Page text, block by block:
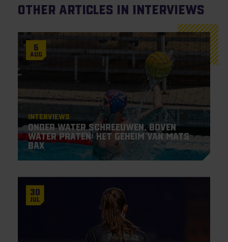
Other articles in Interviews
6
Aug
Interviews
Onder water schreeuwen, boven
water praten: het geheim van Mats
Bax
30
Jul